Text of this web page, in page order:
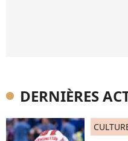
DERNIÈRES